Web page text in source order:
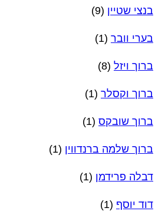
בנצי שטיין (9)
בערי וובר (1)
ברוך ויזל (8)
ברוך וקסלר (1)
ברוך שובקס (1)
ברוך שלמה ברנדווין (1)
דבלה פרידמן (1)
דוד יוסף (1)